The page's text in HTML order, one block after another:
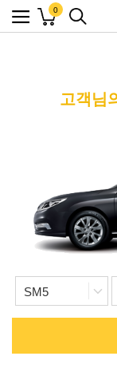
0
고객님